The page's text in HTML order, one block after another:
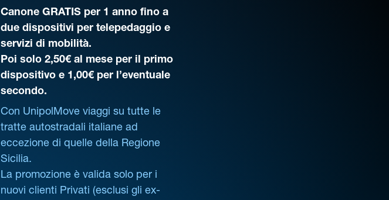
Canone GRATIS per 1 anno fino a
due dispositivi per telepedaggio e
servizi di mobilità.
Poi solo 2,50€ al mese per il primo
dispositivo e 1,00€ per l’eventuale
secondo.
Con UnipolMove viaggi su tutte le
tratte autostradali italiane ad
eccezione di quelle della Regione
Sicilia.
La promozione è valida solo per i
nuovi clienti Privati (esclusi gli ex-